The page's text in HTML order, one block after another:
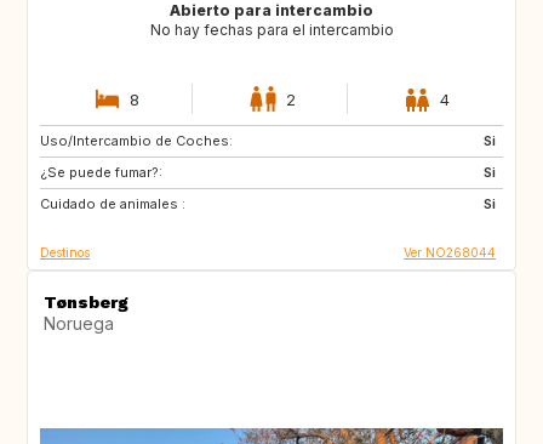
Abierto para intercambio
No hay fechas para el intercambio
8 2 4
Uso/Intercambio de Coches:
Si
¿Se puede fumar?:
Si
Cuidado de animales :
Si
DK
GB
PT
Destinos Ver NO268044
Tønsberg
Noruega